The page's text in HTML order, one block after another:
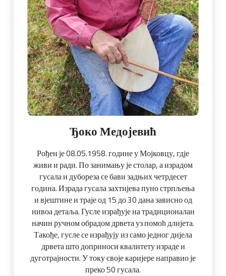
Ђоко Медојевић
Рођен је 08.05.1958. године у Мојковцу, гдје
живи и ради. По занимању је столар, а израдом
гусала и дубореза се бави задњих четрдесет
година. Израда гусала захтијева пуно стрпљења
и вјештине и траје од 15 до 30 дана зависно од
нивоа детаља. Гусле израђује на традиционалан
начин ручном обрадом дрвета уз помоћ длијета.
Такође, гусле се израђују из само једног дијела
дрвета што доприноси квалитету израде и
дуготрајности. У току своје каријере направио је
преко 50 гусала.